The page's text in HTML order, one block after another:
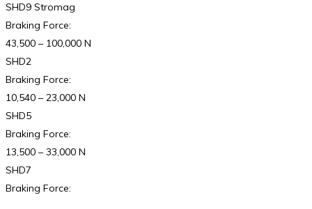
SHD9 Stromag
Braking Force:
43,500 – 100,000 N
SHD2
Braking Force:
10,540 – 23,000 N
SHD5
Braking Force:
13,500 – 33,000 N
SHD7
Braking Force: